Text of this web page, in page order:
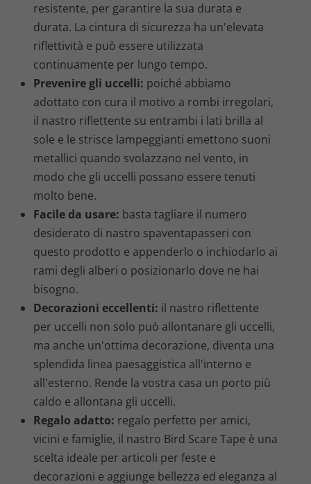
resistente, per garantire la sua durata e
durata. La cintura di sicurezza ha un'elevata
riflettività e può essere utilizzata
continuamente per lungo tempo.
Prevenire gli uccelli: poiché abbiamo
adottato con cura il motivo a rombi irregolari,
il nastro riflettente su entrambi i lati brilla al
sole e le strisce lampeggianti emettono suoni
metallici quando svolazzano nel vento, in
modo che gli uccelli possano essere tenuti
molto bene.
Facile da usare: basta tagliare il numero
desiderato di nastro spaventapasseri con
questo prodotto e appenderlo o inchiodarlo ai
rami degli alberi o posizionarlo dove ne hai
bisogno.
Decorazioni eccellenti: il nastro riflettente
per uccelli non solo può allontanare gli uccelli,
ma anche un'ottima decorazione, diventa una
splendida linea paesaggistica all'interno e
all'esterno. Rende la vostra casa un porto più
caldo e allontana gli uccelli.
Regalo adatto: regalo perfetto per amici,
vicini e famiglie, il nastro Bird Scare Tape è una
scelta ideale per articoli per feste e
decorazioni e aggiunge bellezza ed eleganza al